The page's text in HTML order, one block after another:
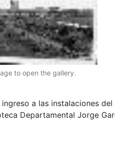
to open the gallery.
a las instalaciones del
Departamental Jorge